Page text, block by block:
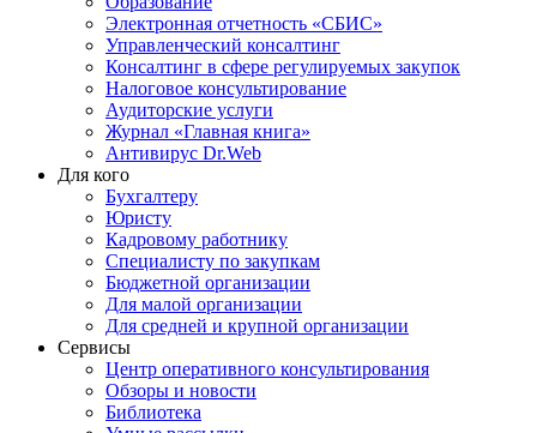
Электронная отчетность «СБИС»
Управленческий консалтинг
Консалтинг в сфере регулируемых закупок
Налоговое консультирование
Аудиторские услуги
Журнал «Главная книга»
Антивирус Dr.Web
Для кого
Бухгалтеру
Юристу
Кадровому работнику
Специалисту по закупкам
Бюджетной организации
Для малой организации
Для средней и крупной организации
Сервисы
Центр оперативного консультирования
Обзоры и новости
Библиотека